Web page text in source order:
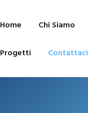
Home Chi Siamo
Progetti Contattaci